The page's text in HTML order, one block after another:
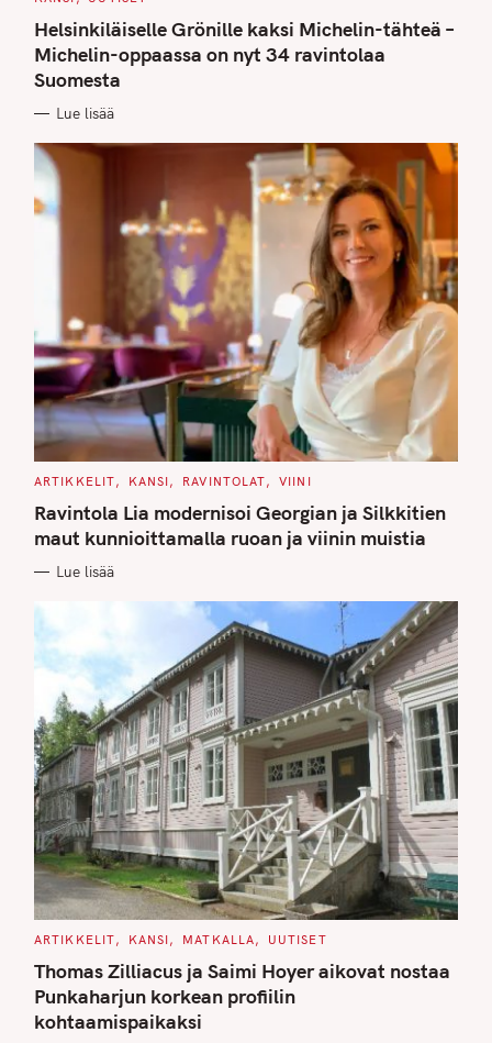
T
E
G
O
R
I
S
Helsinkiläiselle Grönille kaksi Michelin-tähteä –
Michelin-oppaassa on nyt 34 ravintolaa
Suomesta
Lue lisää
C
T
E
G
O
I
ARTIKKELIT KANSI RAVINTOLAT VIINI
Ravintola Lia modernisoi Georgian ja Silkkitien
maut kunnioittamalla ruoan ja viinin muistia
Lue lisää
C
T
E
G
O
R
I
ARTIKKELIT KANSI MATKALLA UUTISET
Thomas Zilliacus ja Saimi Hoyer aikovat nostaa
Punkaharjun korkean profiilin
kohtaamispaikaksi